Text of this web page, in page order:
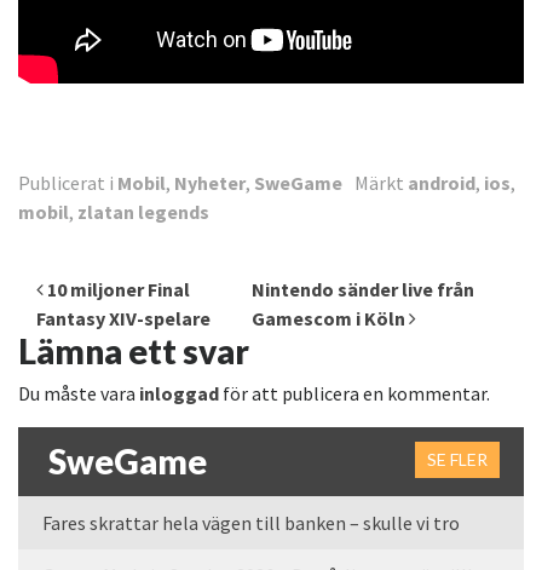
Publicerat i Mobil, Nyheter, SweGame Märkt android, ios,
mobil, zlatan legends
Inläggsnavigering
10 miljoner Final
Fantasy XIV-spelare
Nintendo sänder live från
Gamescom i Köln
Lämna ett svar
Du måste vara inloggad för att publicera en kommentar.
SweGame SE FLER
Fares skrattar hela vägen till banken – skulle vi tro